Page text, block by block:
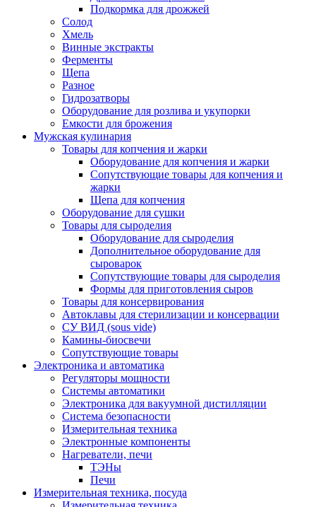
Подкормка для дрожжей
Солод
Хмель
Винные экстракты
Ферменты
Щепа
Разное
Гидрозатворы
Оборудование для розлива и укупорки
Емкости для брожения
Мужская кулинария
Товары для копчения и жарки
Оборудование для копчения и жарки
Сопутствующие товары для копчения и
жарки
Щепа для копчения
Оборудование для сушки
Товары для сыроделия
Оборудование для сыроделия
Дополнительное оборудование для
сыроварок
Сопутствующие товары для сыроделия
Формы для приготовления сыров
Товары для консервирования
Автоклавы для стерилизации и консервации
СУ ВИД (sous vide)
Камины-биосвечи
Сопутствующие товары
Электроника и автоматика
Регуляторы мощности
Системы автоматики
Электроника для вакуумной дистилляции
Система безопасности
Измерительная техника
Электронные компоненты
Нагреватели, печи
ТЭНы
Печи
Измерительная техника, посуда